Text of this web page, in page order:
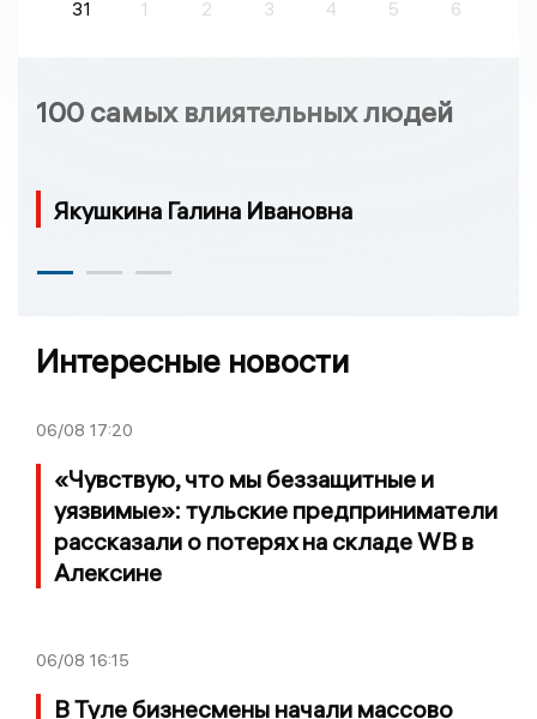
31 1 2 3 4 5 6
100 самых влиятельных людей
Якушкина Галина Ивановна
Интересные новости
06/08 17:20
«Чувствую, что мы беззащитные и
уязвимые»: тульские предприниматели
рассказали о потерях на складе WB в
Алексине
06/08 16:15
В Туле бизнесмены начали массово